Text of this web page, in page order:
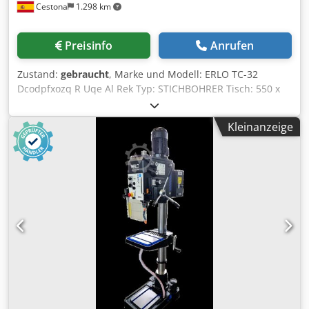
Cestona 1.298 km
Preisinfo Anrufen
Zustand: gebraucht, Marke und Modell: ERLO TC-32
Dcodpfxozq R Uqe Al Rek Typ: STICHBOHRER Tisch: 550 x
550 mm Bohrdurchmesser: 32 mm Abstand zwischen
Spindel und Säule: 360 mm Max. Höhe vom Tisch bis zur
unteren Spindel: 780 mm Bohrtiefe: 200 mm Drehbarer
Tisch mit Gradanzeige: Ja Spindelvorschubkupplung: Ja
Drehzahlen: 93 bis 1420 Bohrvorschübe: 0,10–0,18–0,24
Kleinanzeige